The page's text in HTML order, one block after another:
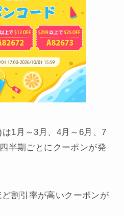
1月～3月、4月～6月、7
半期ごとにクーポンが発
割引率が高いクーポンが